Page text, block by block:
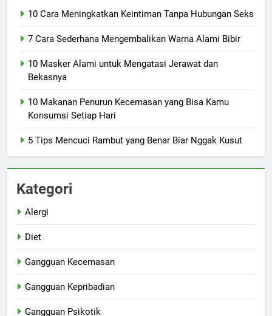
10 Cara Meningkatkan Keintiman Tanpa Hubungan Seks
7 Cara Sederhana Mengembalikan Warna Alami Bibir
10 Masker Alami untuk Mengatasi Jerawat dan
Bekasnya
10 Makanan Penurun Kecemasan yang Bisa Kamu
Konsumsi Setiap Hari
5 Tips Mencuci Rambut yang Benar Biar Nggak Kusut
Kategori
Alergi
Diet
Gangguan Kecemasan
Gangguan Kepribadian
Gangguan Psikotik